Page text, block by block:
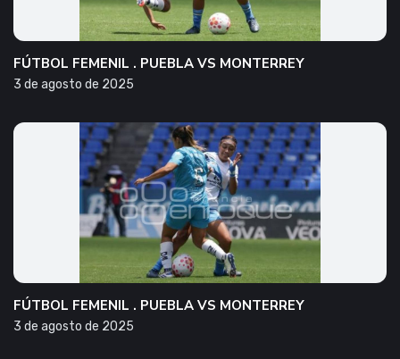
FÚTBOL FEMENIL . PUEBLA VS MONTERREY
3 de agosto de 2025
FÚTBOL FEMENIL . PUEBLA VS MONTERREY
3 de agosto de 2025